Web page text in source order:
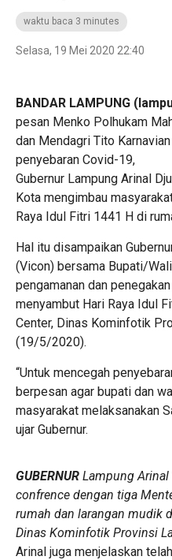
waktu baca 3 minutes
Selasa, 19 Mei 2020 22:40
BANDAR LAMPUNG
pesan Menko Polhukam
dan Mendagri Tito
penyebaran Covid-19,
Gubernur Lampung Arinal
Kota mengimbau
Raya Idul Fitri 1441 H di
Hal itu disampaikan
(Vicon) bersama Bupati/
pengamanan dan
menyambut Hari Raya Idul
Center, Dinas Kominfotik
(19/5/2020).
“Untuk mencegah
berpesan agar bupati dan
masyarakat melaksanakan
ujar Gubernur.
GUBERNUR Lampung
confrence dengan tiga
rumah dan larangan mudik
Dinas Kominfotik Provinsi
Arinal juga menjelaskan